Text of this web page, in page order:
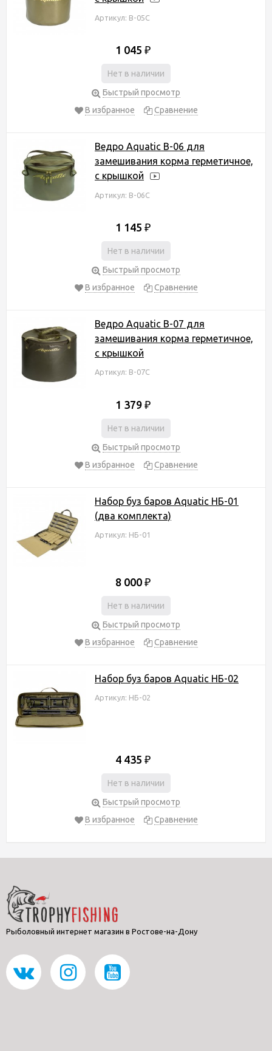
Артикул: В-05С
1 045 ₽
Нет в наличии
Быстрый просмотр
В избранное
Сравнение
Ведро Aquatic В-06 для
замешивания корма герметичное,
с крышкой
Артикул: В-06С
1 145 ₽
Нет в наличии
Быстрый просмотр
В избранное
Сравнение
Ведро Aquatic В-07 для
замешивания корма герметичное,
с крышкой
Артикул: В-07С
1 379 ₽
Нет в наличии
Быстрый просмотр
В избранное
Сравнение
Набор буз баров Aquatic НБ-01
(два комплекта)
Артикул: НБ-01
8 000 ₽
Нет в наличии
Быстрый просмотр
В избранное
Сравнение
Набор буз баров Aquatic НБ-02
Артикул: НБ-02
4 435 ₽
Нет в наличии
Быстрый просмотр
В избранное
Сравнение
Рыболовный интернет магазин в Ростове-на-Дону